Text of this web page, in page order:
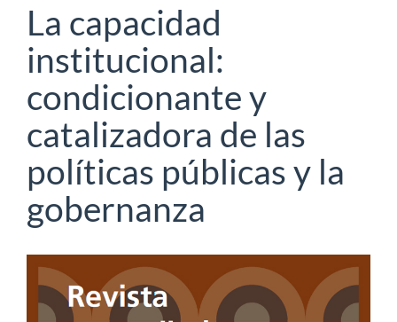
La capacidad
institucional:
condicionante y
catalizadora de las
políticas públicas y la
gobernanza
Barra
lateral